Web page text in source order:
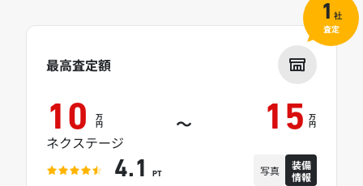
最高査定額
10 万
円 ～ 15 万
円
ネクステージ
4.1 PT 写真
装備
情報
1 社
査定